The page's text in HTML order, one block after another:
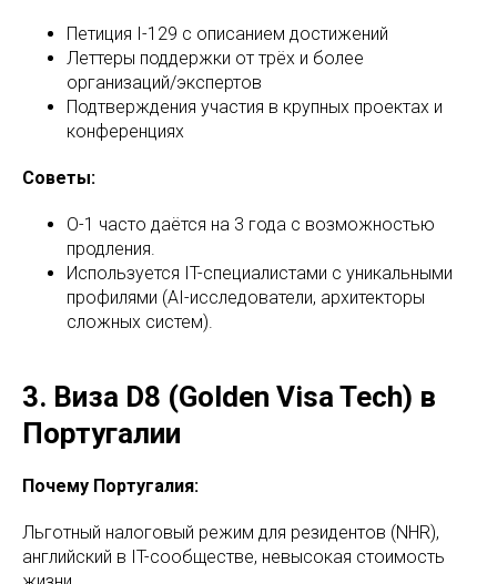
Петиция I-129 с описанием достижений
Леттеры поддержки от трёх и более
организаций/экспертов
Подтверждения участия в крупных проектах и
конференциях
Советы:
O-1 часто даётся на 3 года с возможностью
продления.
Используется IT-специалистами с уникальными
профилями (AI-исследователи, архитекторы
сложных систем).
3. Виза D8 (Golden Visa Tech) в
Португалии
Почему Португалия:
Льготный налоговый режим для резидентов (NHR),
английский в IT-сообществе, невысокая стоимость